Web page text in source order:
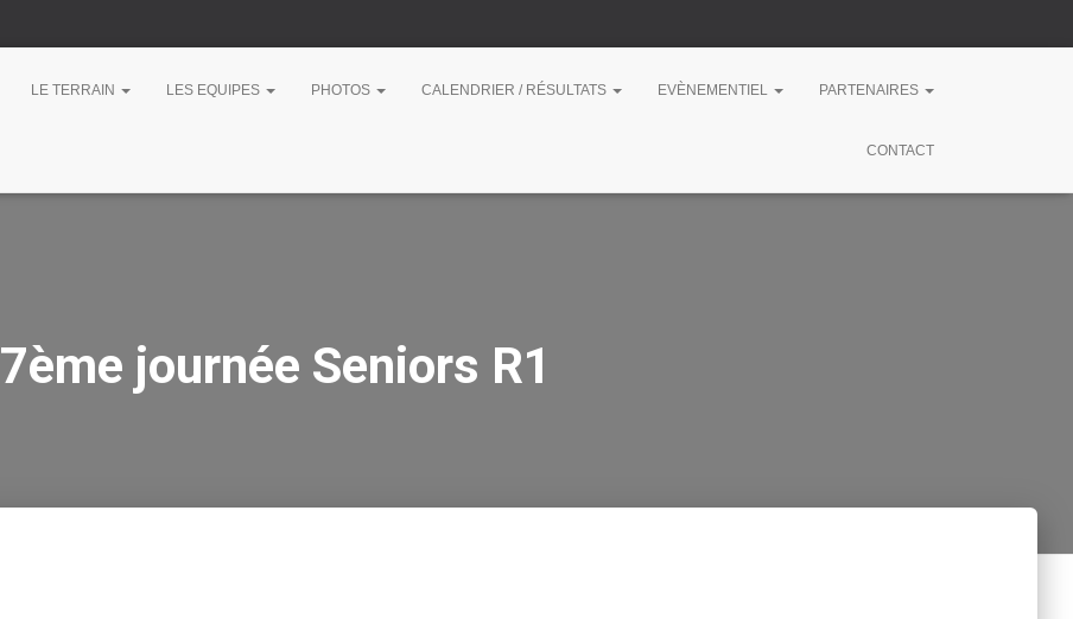
LE TERRAIN LES EQUIPES PHOTOS CALENDRIER / RÉSULTATS EVÈNEMENTIEL PARTENAIRES
CONTACT
7ème journée Seniors R1